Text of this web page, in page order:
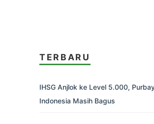
TERBARU
IHSG Anjlok ke Level 5.000,
Indonesia Masih Bagus